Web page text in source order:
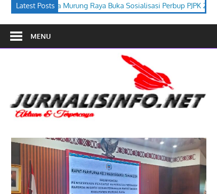
Latest Posts
Buka Sosialisasi Perbup PJPK 2026–2030 Festival Budaya
MENU